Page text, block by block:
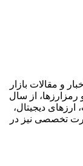
و مقالات بازار
رمزارزها، از سال
ارزهای‌ دیجیتال،
تخصصی نیز در